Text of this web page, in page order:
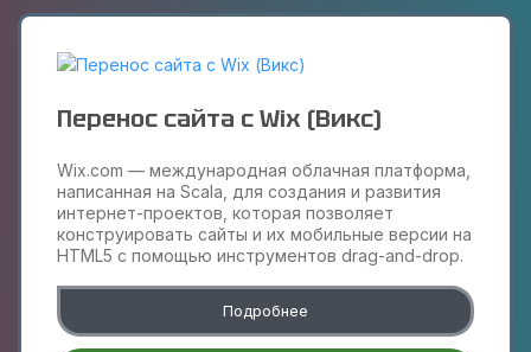
Перенос сайта с Wix (Викс)
Wix.com — международная облачная платформа,
написанная на Scala, для создания и развития
интернет-проектов, которая позволяет
конструировать сайты и их мобильные версии на
HTML5 c помощью инструментов drag-and-drop.
Подробнее